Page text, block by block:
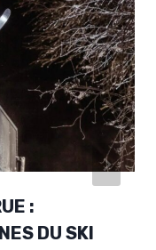
:
DU SKI